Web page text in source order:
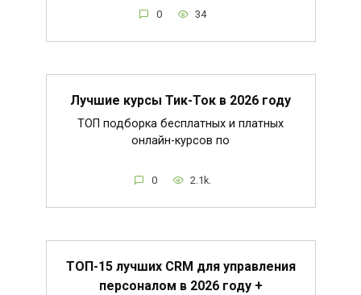
0 34
Лучшие курсы Тик-Ток в 2026 году
ТОП подборка бесплатных и платных
онлайн-курсов по
0 2.1k.
ТОП-15 лучших CRM для управления
персоналом в 2026 году +